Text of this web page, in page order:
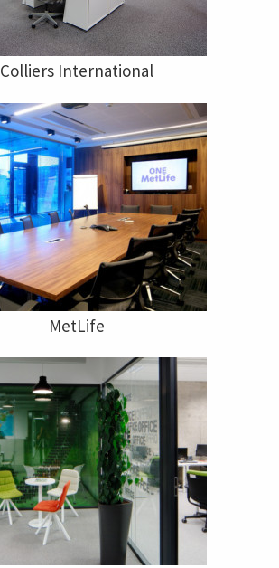
Colliers International
MetLife